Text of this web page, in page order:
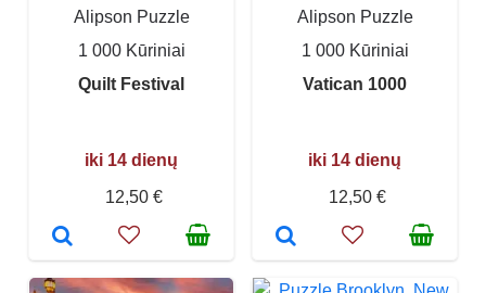
Alipson Puzzle
1 000 Kūriniai
Quilt Festival
iki 14 dienų
12,50 €
Alipson Puzzle
1 000 Kūriniai
Vatican 1000
iki 14 dienų
12,50 €